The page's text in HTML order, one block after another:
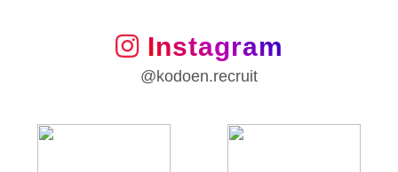
Instagram
@kodoen.recruit